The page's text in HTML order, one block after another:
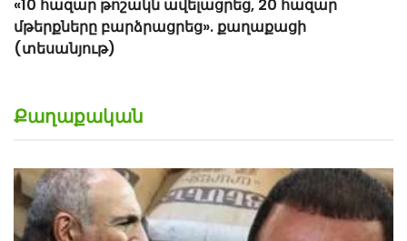
«10 հազար թոշակն ավելացրեց, 20 հազար
մթերքները բարձրացրեց». քաղաքացի
(տեսանյութ)
Քաղաքական